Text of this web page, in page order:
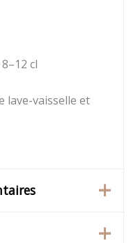
cl
lave-vaisselle et